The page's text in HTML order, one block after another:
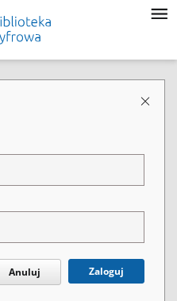
Anuluj Zaloguj